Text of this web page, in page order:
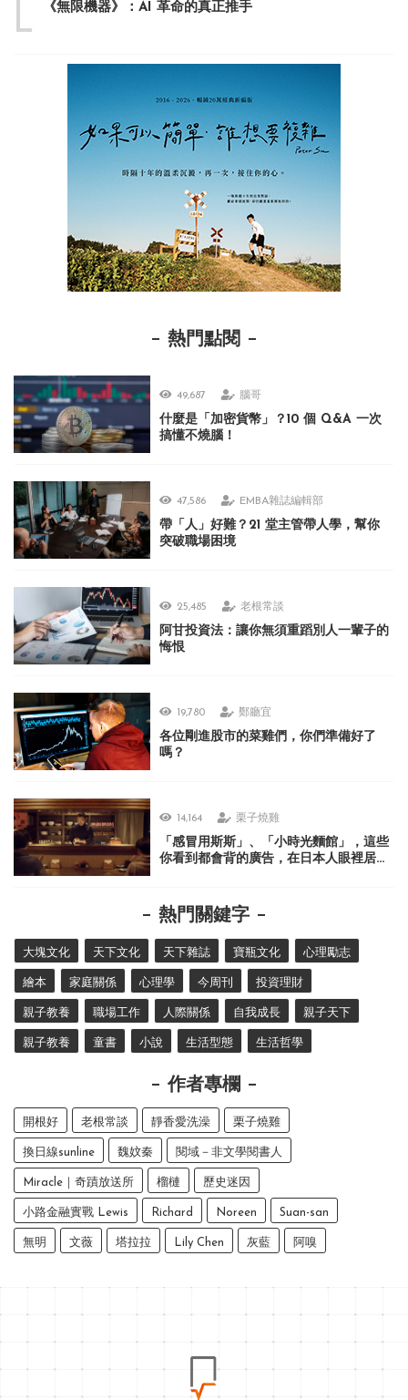
《無限機器》：AI 革命的真正推手
熱門點閱
49,687 腦哥
什麼是「加密貨幣」？10 個 Q&A 一次
搞懂不燒腦！
47,586 EMBA雜誌編輯部
帶「人」好難？21 堂主管帶人學，幫你
突破職場困境
25,485 老根常談
阿甘投資法：讓你無須重蹈別人一輩子的
悔恨
19,780 鄭廳宜
各位剛進股市的菜雞們，你們準備好了
嗎？
14,164 栗子燒雞
「感冒用斯斯」、「小時光麵館」，這些
你看到都會背的廣告，在日本人眼裡居然
熱門關鍵字
大塊文化 天下文化 天下雜誌 寶瓶文化 心理勵志
繪本 家庭關係 心理學 今周刊 投資理財
親子教養 職場工作 人際關係 自我成長 親子天下
親子教養 童書 小說 生活型態 生活哲學
作者專欄
開根好 老根常談 靜香愛洗澡 栗子燒雞
換日線sunline 魏妏秦 閱域－非文學閱書人
Miracle｜奇蹟放送所 榴槤 歷史迷因
小路金融實戰 Lewis Richard Noreen Suan-san
無明 文薇 塔拉拉 Lily Chen 灰藍 阿嗅